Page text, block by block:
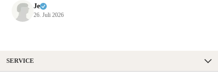
Je
26. Juli 2026
SERVICE